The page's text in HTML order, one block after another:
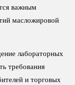
важным
масложировой
лабораторных
требования
и торговых